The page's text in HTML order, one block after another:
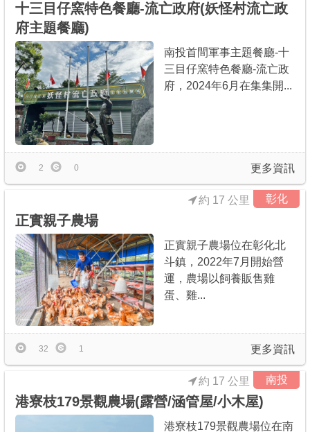
十三目仔窯特色餐廳-流亡政府(妖怪村流亡政
府主題餐廳)
南投首間軍事主題餐廳-十
三目仔窯特色餐廳-流亡政
府，2024年6月在集集開...
更多資訊
2 0
彰化
正實親子農場
約 17 公里
正實親子農場位在彰化北
斗鎮，2022年7月開始營
運，農場以飼養販售雞
蛋、雞...
更多資訊
32 1
南投
港寮枝179景觀農場(露營/涵管屋/小木屋)
約 17 公里
港寮枝179景觀農場位在南